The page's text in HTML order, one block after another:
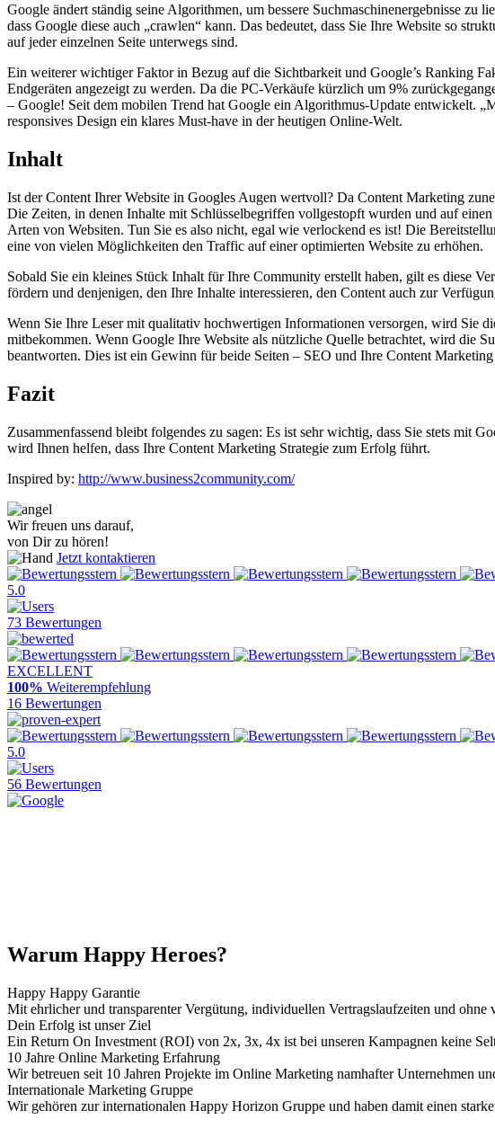
Google ändert ständig seine Algorithmen, um bessere Suchmaschinenergebnisse
dass Google diese auch „crawlen“ kann. Das bedeutet, dass Sie Ihre Website so
auf jeder einzelnen Seite unterwegs sind.
Ein weiterer wichtiger Faktor in Bezug auf die Sichtbarkeit und Google’s Ranking
Endgeräten angezeigt zu werden. Da die PC-Verkäufe kürzlich um 9%
– Google! Seit dem mobilen Trend hat Google ein Algorithmus-Update entwickelt.
responsives Design ein klares Must-have in der heutigen Online-Welt.
Inhalt
Ist der Content Ihrer Website in Googles Augen wertvoll? Da Content Marketing
Die Zeiten, in denen Inhalte mit Schlüsselbegriffen vollgestopft wurden und auf
Arten von Websiten. Tun Sie es also nicht, egal wie verlockend es ist! Die
eine von vielen Möglichkeiten den Traffic auf einer optimierten Website zu erhöhen.
Sobald Sie ein kleines Stück Inhalt für Ihre Community erstellt haben, gilt es diese
fördern und denjenigen, den Ihre Inhalte interessieren, den Content auch zur
Wenn Sie Ihre Leser mit qualitativ hochwertigen Informationen versorgen, wird Sie
mitbekommen. Wenn Google Ihre Website als nützliche Quelle betrachtet, wird die
beantworten. Dies ist ein Gewinn für beide Seiten – SEO und Ihre Content Marketing
Fazit
Zusammenfassend bleibt folgendes zu sagen: Es ist sehr wichtig, dass Sie stets mit
wird Ihnen helfen, dass Ihre Content Marketing Strategie zum Erfolg führt.
Inspired by: http://www.business2community.com/
Wir freuen uns darauf,
von Dir zu hören!
Jetzt kontaktieren
5.0
73 Bewertungen
EXCELLENT
100% Weiterempfehlung
16 Bewertungen
5.0
56 Bewertungen
Warum Happy Heroes?
Happy Happy Garantie
Mit ehrlicher und transparenter Vergütung, individuellen Vertragslaufzeiten und
Dein Erfolg ist unser Ziel
Ein Return On Investment (ROI) von 2x, 3x, 4x ist bei unseren Kampagnen keine
10 Jahre Online Marketing Erfahrung
Wir betreuen seit 10 Jahren Projekte im Online Marketing namhafter Unternehmen
Internationale Marketing Gruppe
Wir gehören zur internationalen Happy Horizon Gruppe und haben damit einen